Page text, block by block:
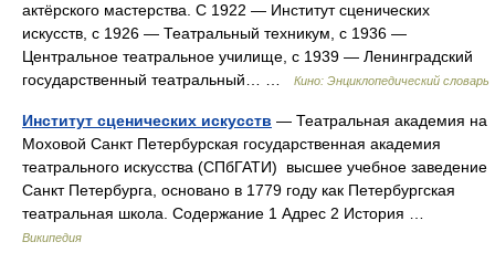
актёрского мастерства. С 1922 — Институт сценических
искусств, с 1926 — Театральный техникум, с 1936 —
Центральное театральное училище, с 1939 — Ленинградский
государственный театральный… …
Кино: Энциклопедический словарь
Институт сценических искусств — Театральная академия на
Моховой Санкт Петербурская государственная академия
театрального искусства (СПбГАТИ) высшее учебное заведение
Санкт Петербурга, основано в 1779 году как Петербургская
театральная школа. Содержание 1 Адрес 2 История …
Википедия